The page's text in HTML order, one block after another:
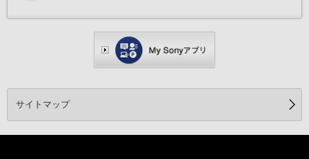
サイトマップ